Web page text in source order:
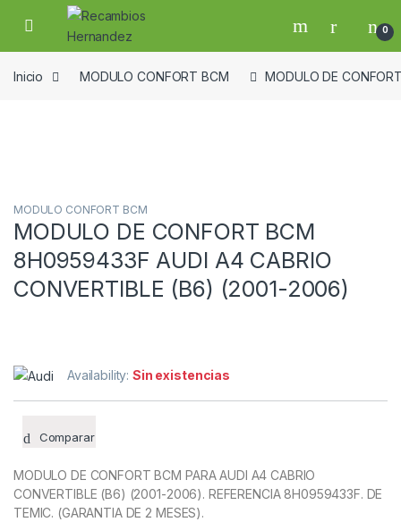
Skip to navigation
Skip to content
Open 0
Inicio MODULO CONFORT BCM MODULO DE
MODULO CONFORT BCM
MODULO DE CONFORT BCM
8H0959433F AUDI A4 CABRIO
CONVERTIBLE (B6) (2001-2006)
Availability:Sin existencias
Comparar
MODULO DE CONFORT BCM PARA AUDI A4 CABRIO
CONVERTIBLE (B6) (2001-2006). REFERENCIA 8H0959433F. DE
TEMIC. (GARANTIA DE 2 MESES).